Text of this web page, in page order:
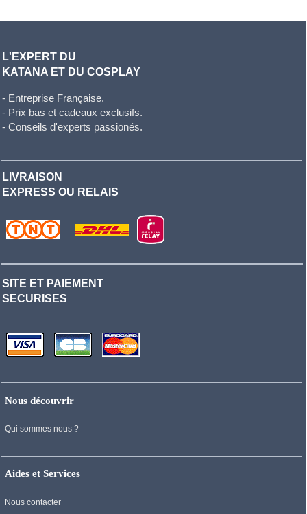
L'EXPERT DU
KATANA ET DU COSPLAY
- Entreprise Française.
- Prix bas et cadeaux exclusifs.
- Conseils d'experts passionés.
LIVRAISON
EXPRESS OU RELAIS
SITE ET PAIEMENT
SECURISES
Nous découvrir
Qui sommes nous ?
Aides et Services
Nous contacter